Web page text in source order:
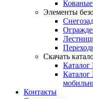
Кованые
Элементы
Скачать
Каталог
Контакты